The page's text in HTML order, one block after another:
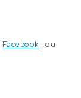
Facebook , ou